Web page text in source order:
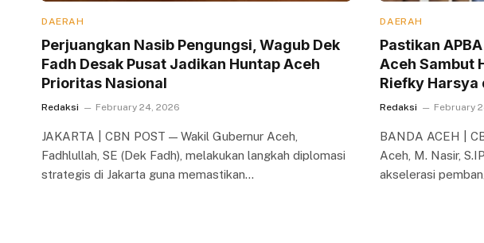
DAERAH
Perjuangkan Nasib Pengungsi, Wagub Dek
Fadh Desak Pusat Jadikan Huntap Aceh
Prioritas Nasional
Redaksi February 24, 2026
JAKARTA | CBN POST — Wakil Gubernur Aceh,
Fadhlullah, SE (Dek Fadh), melakukan langkah diplomasi
strategis di Jakarta guna memastikan…
DAERAH
Pastikan
Aceh Sambut
Riefky Harsya
Redaksi February
BANDA ACEH |
Aceh, M. Nasir,
akselerasi